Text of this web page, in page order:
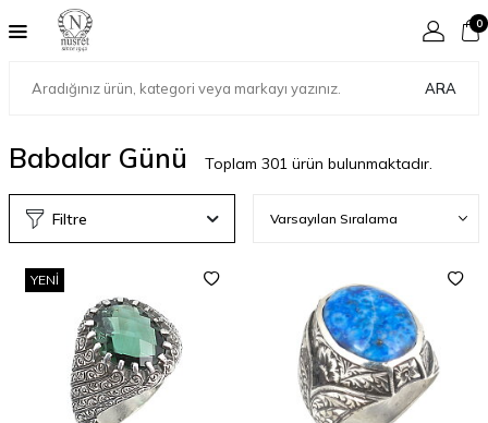
ARA
0
Babalar Günü Toplam 301 ürün bulunmaktadır.
Filtre
YENI